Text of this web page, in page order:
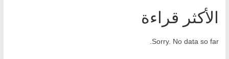
الأكثر قراءة
Sorry. No data so far.